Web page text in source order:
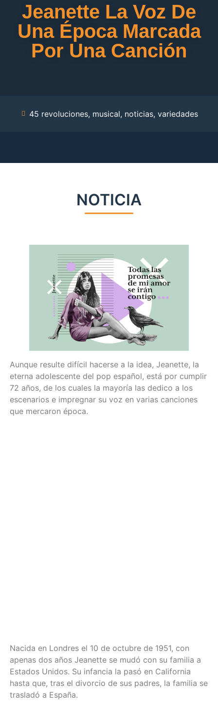
Jeanette La Voz De
Una Época Marcada
Por Una Canción
45 revoluciones, musical, noticias, variedades
NOTICIA
Aunque resulte difícil hacerse a la idea, Jeanette, la
eterna adolescente del pop español, está por cumplir
72 años, de los cuales la mayoría las dedico a los
escenarios e impregnar su voz en varias canciones
que mercaron época.
Nacida en Londres el 10 de octubre de 1951, con
apenas dos años Jeanette se mudó con su familia a
Estados Unidos. Su infancia la pasó en California
hasta que, tras el divorcio de sus padres, la familia se
trasladó a España.